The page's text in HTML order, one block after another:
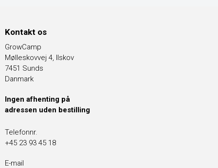
Kontakt os
GrowCamp
Mølleskovvej 4, Ilskov
7451 Sunds
Danmark
Ingen afhenting på
adressen uden bestilling
Telefonnr.
+45 23 93 45 18
E-mail